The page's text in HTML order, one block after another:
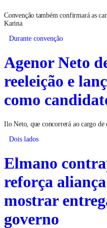
Convenção também confirmará as
Karina
Durante convenção
Agenor Neto
reeleição e
como
Ilo Neto, que concorrerá ao cargo de
Dois lados
Elmano
reforça
mostrar
governo